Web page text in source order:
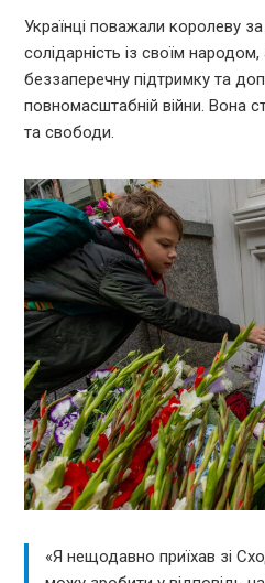
Українці поважали королеву
солідарність із своїм
беззаперечну підтримку та
повномасштабній війни. Вона
та свободи.
«Я нещодавно приїхав зі